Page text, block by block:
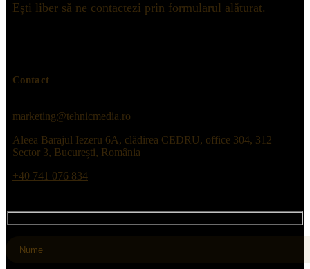
Ești liber să ne contactezi prin formularul alăturat.
Contact
marketing@tehnicmedia.ro
Aleea Barajul Iezeru 6A, clădirea CEDRU, office 304, 312
Sector 3, București, România
+40 741 076 834